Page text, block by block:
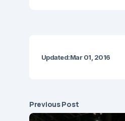
Updated:Mar 01, 2016
Previous Post